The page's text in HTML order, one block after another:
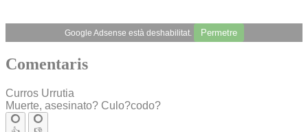
Google Adsense està deshabilitat. Permetre
Comentaris
Curros Urrutia
Muerte, asesinato? Culo?codo?